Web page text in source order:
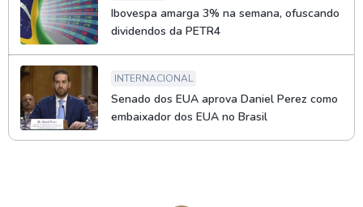
Ibovespa amarga 3% na semana, ofuscando
dividendos da PETR4
INTERNACIONAL
Senado dos EUA aprova Daniel Perez como
embaixador dos EUA no Brasil